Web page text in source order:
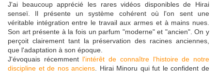
J'ai beaucoup apprécié les rares vidéos disponibles de Hirai
senseï. Il présente un système cohérent où l'on sent une
véritable intégration entre le travail aux armes et à mains nues.
Son art présente à la fois un parfum "moderne" et "ancien". On y
perçoit clairement tant la préservation des racines anciennes,
que l'adaptation à son époque.
J'évoquais récemment l'intérêt de connaître l'histoire de notre
discipline et de nos anciens . Hirai Minoru qui fut le confident de